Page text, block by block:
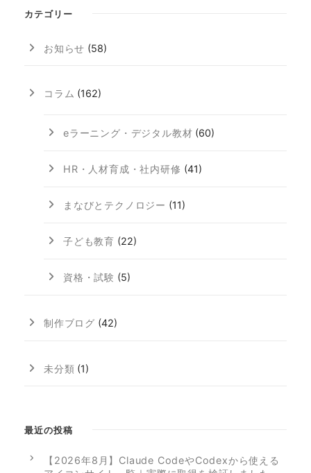
カテゴリー
お知らせ (58)
コラム (162)
eラーニング・デジタル教材 (60)
HR・人材育成・社内研修 (41)
まなびとテクノロジー (11)
子ども教育 (22)
資格・試験 (5)
制作ブログ (42)
未分類 (1)
最近の投稿
【2026年8月】Claude CodeやCodexから使える